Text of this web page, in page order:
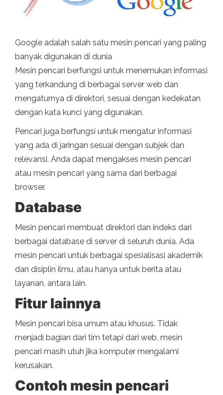
Google adalah salah satu mesin pencari yang paling
banyak digunakan di dunia
Mesin pencari berfungsi untuk menemukan informasi
yang terkandung di berbagai server web dan
mengaturnya di direktori, sesuai dengan kedekatan
dengan kata kunci yang digunakan.
Pencari juga berfungsi untuk mengatur informasi
yang ada di jaringan sesuai dengan subjek dan
relevansi. Anda dapat mengakses mesin pencari
atau mesin pencari yang sama dari berbagai
browser.
Database
Mesin pencari membuat direktori dan indeks dari
berbagai database di server di seluruh dunia. Ada
mesin pencari untuk berbagai spesialisasi akademik
dan disiplin ilmu, atau hanya untuk berita atau
layanan, antara lain.
Fitur lainnya
Mesin pencari bisa umum atau khusus. Tidak
menjadi bagian dari tim tetapi dari web, mesin
pencari masih utuh jika komputer mengalami
kerusakan.
Contoh mesin pencari